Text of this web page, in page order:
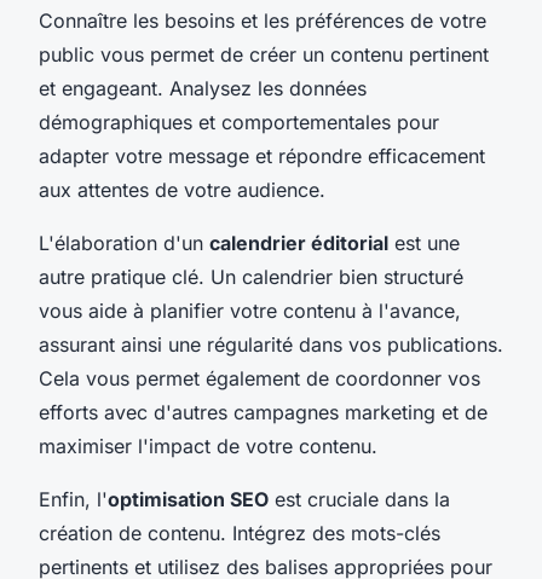
Connaître les besoins et les préférences de votre
public vous permet de créer un contenu pertinent
et engageant. Analysez les données
démographiques et comportementales pour
adapter votre message et répondre efficacement
aux attentes de votre audience.
L'élaboration d'un calendrier éditorial est une
autre pratique clé. Un calendrier bien structuré
vous aide à planifier votre contenu à l'avance,
assurant ainsi une régularité dans vos publications.
Cela vous permet également de coordonner vos
efforts avec d'autres campagnes marketing et de
maximiser l'impact de votre contenu.
Enfin, l'optimisation SEO est cruciale dans la
création de contenu. Intégrez des mots-clés
pertinents et utilisez des balises appropriées pour